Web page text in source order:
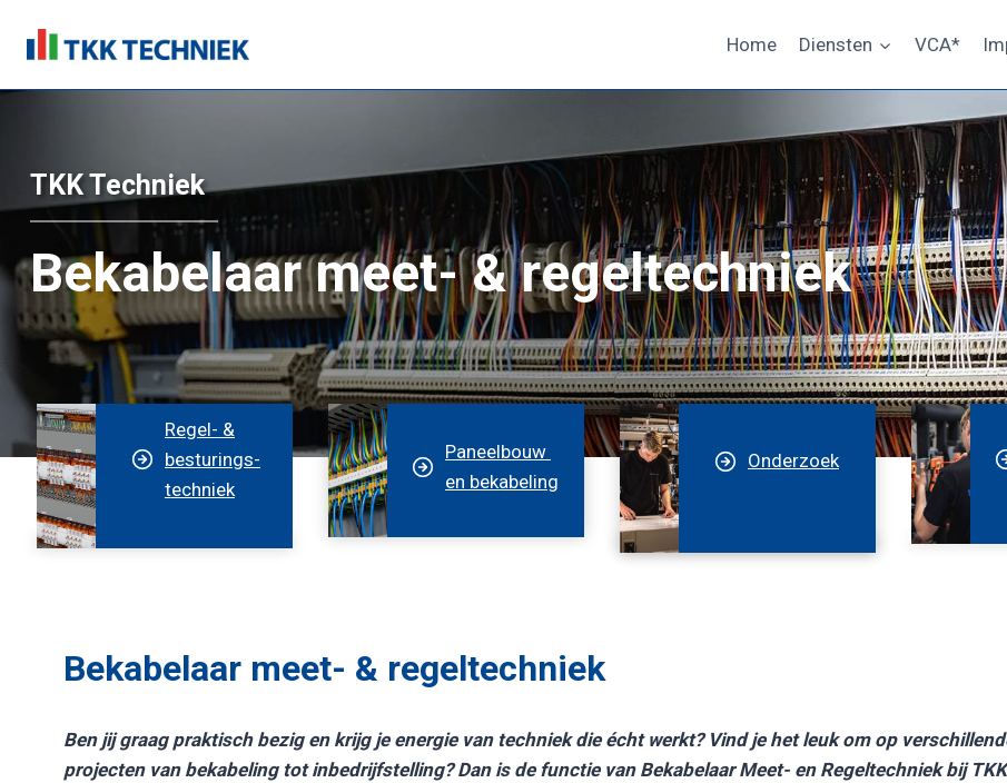
naar
Home Diensten VCA*
TKK Techniek
Bekabelaar meet- & regeltechniek
Regel- &
besturings­
techniek
Paneel­bouw
en bekabeling
Onder­zoek
Bekabelaar meet- & regeltechniek
Ben jij graag praktisch bezig en krijg je energie van techniek die écht werkt? Vind je het leuk om op
projecten van bekabeling tot inbedrijfstelling? Dan is de functie van Bekabelaar Meet- en Regeltechniek bij